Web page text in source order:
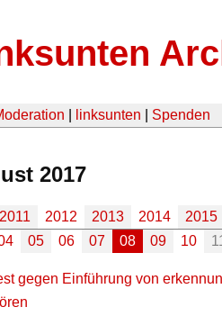
linksunten Spenden
2017
2011 2012 2013 2014
2015
05 06 07 08 09 10
gegen Einführung von